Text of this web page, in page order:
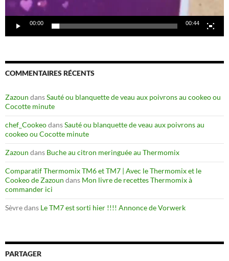
00:00 00:44
COMMENTAIRES RÉCENTS
Zazoun dansSauté ou blanquette de veau aux poivrons au cookeo ou
Cocotte minute
chef_CookeodansSauté ou blanquette de veau aux poivrons au
cookeo ou Cocotte minute
Zazoun dans Buche au citron meringuée au Thermomix
Comparatif Thermomix TM6 et TM7 | Avec le Thermomix et le
Cookeo de Zazoun dans Mon livre de recettes Thermomix à
commander ici
Sèvredans Le TM7 est sorti hier !!!! Annonce de Vorwerk
PARTAGER